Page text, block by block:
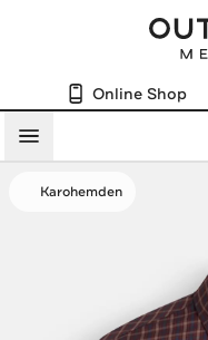
Online Shop
Menü
Karohemden